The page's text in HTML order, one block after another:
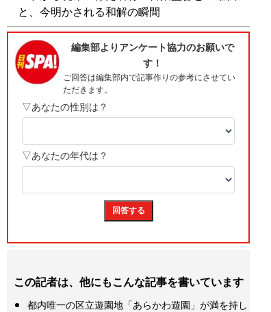
と、今明かされる和解の瞬間
この記者は、他にもこんな記事を書いています
都内唯一の区立遊園地「あらかわ遊園」が満を持し